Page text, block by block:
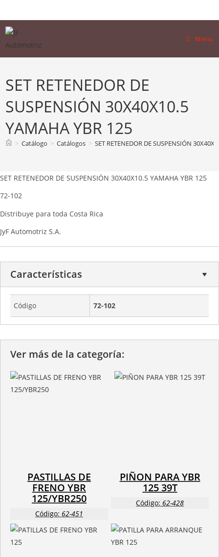
to
content
Menu
SET RETENEDOR DE
SUSPENSIÓN 30X40X10.5
YAMAHA YBR 125
> Catálogo > Catálogos > SET RETENEDOR DE SUSPENSIÓN
SET RETENEDOR DE SUSPENSIÓN 30X40X10.5 YAMAHA YBR 125
72-102
Distribuye para toda Costa Rica
JyF Automotriz S.A.
Características
Código 72-102
Ver más de la categoría:
PASTILLAS DE
FRENO YBR
125/YBR250
Código: 62-451
PIÑON PARA YBR
125 39T
Código: 62-428